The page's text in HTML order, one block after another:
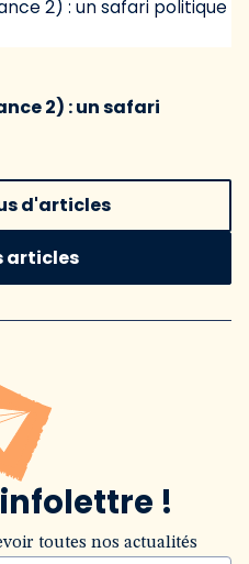
2) : un safari
d'articles
articles
!
toutes nos actualités